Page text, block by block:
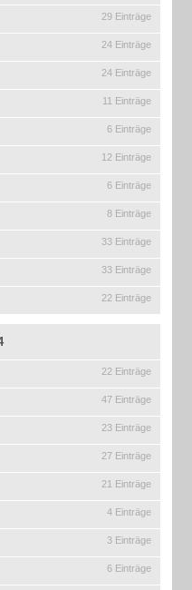
29 Einträge
24 Einträge
24 Einträge
11 Einträge
6 Einträge
12 Einträge
6 Einträge
8 Einträge
33 Einträge
33 Einträge
22 Einträge
22 Einträge
47 Einträge
23 Einträge
27 Einträge
21 Einträge
4 Einträge
3 Einträge
6 Einträge